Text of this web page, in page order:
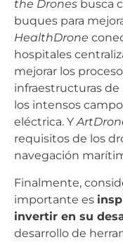
the Drones busca
buques para
HealthDrone
hospitales
mejorar los
infraestructuras
los intensos
eléctrica. Y
requisitos de los
navegación
Finalmente,
importante es
invertir en su
desarrollo de